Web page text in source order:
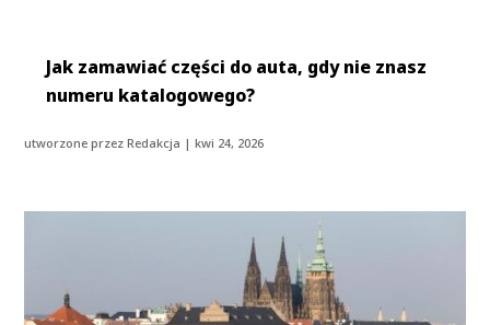
Jak zamawiać części do auta, gdy nie znasz
numeru katalogowego?
utworzone przezRedakcja |kwi 24, 2026